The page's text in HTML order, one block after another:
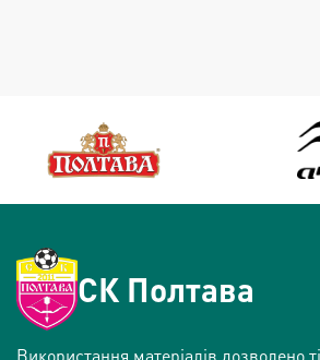
СК Полтава
Використання матеріалів дозволено